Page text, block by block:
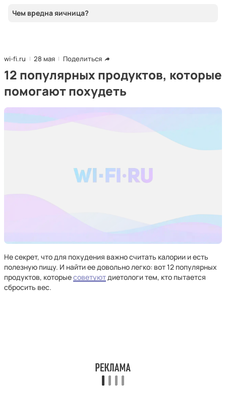
Чем вредна яичница?
wi-fi.ru 28 мая Поделиться
12 популярных продуктов, которые
помогают похудеть
Не секрет, что для похудения важно считать калории и есть
полезную пищу. И найти ее довольно легко: вот 12 популярных
продуктов, которыесоветуютдиетологи тем, кто пытается
сбросить вес.